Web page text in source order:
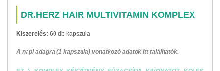
DR.HERZ HAIR MULTIVITAMIN KOMPLEX
Kiszerelés: 60 db kapszula
A napi adagra (1 kapszula) vonatkozó adatok itt találhatók.